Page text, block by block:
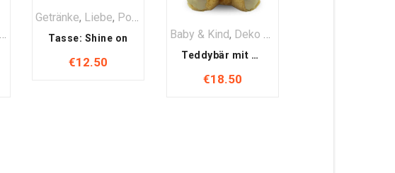
Getränke, Liebe, Porzellan Sammler Stück
Tasse: Shine on
€12.50
Baby & Kind, Deko & Heim
Teddybär mit Kurt Elsasser T-Shirt
€18.50